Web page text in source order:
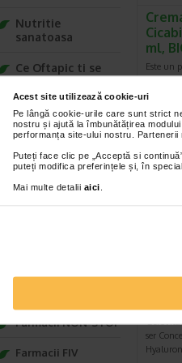
Acest site utilizează cookie-uri
Pe lângă cookie-urile care sunt strict
nostru și ajută la îmbunătățirea
performanța site-ului nostru.
Puteți face clic pe „Acceptă si
puteți modifica preferințele și, în
Mai multe detalii aici
ml,
Este un
previne
-
ser
Nutritie
sanatoasa
Ce Oftapic ti se
Adora – Adorabili
din prima clipa
Seturi cadou
Baylis&Harding
Farmacii NON-STOP
Farmacii FIV